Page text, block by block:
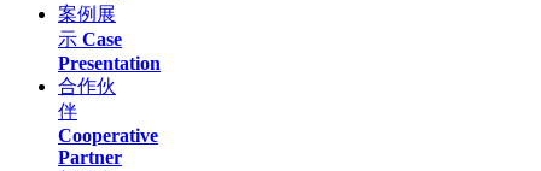
案例展
示 Case
Presentation
合作伙
伴
Cooperative
Partner